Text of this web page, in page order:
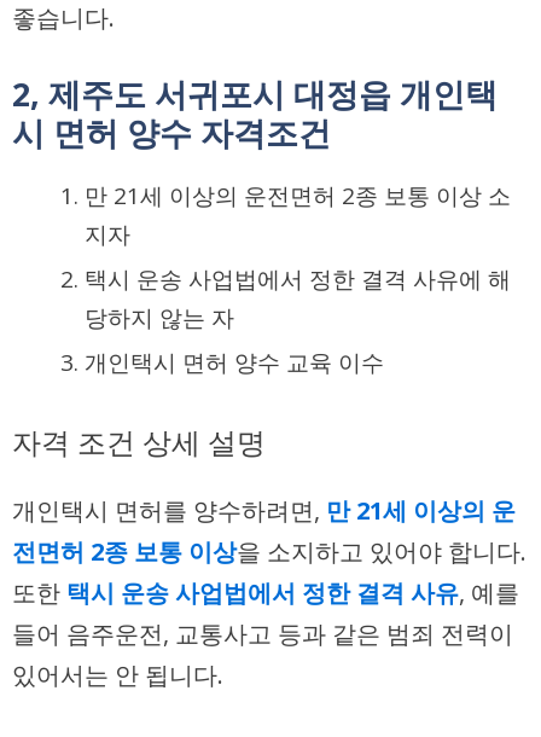
좋습니다.
2, 제주도 서귀포시 대정읍 개인택
시 면허 양수 자격조건
만 21세 이상의 운전면허 2종 보통 이상 소
지자
택시 운송 사업법에서 정한 결격 사유에 해
당하지 않는 자
개인택시 면허 양수 교육 이수
자격 조건 상세 설명
개인택시 면허를 양수하려면, 만 21세 이상의 운
전면허 2종 보통 이상을 소지하고 있어야 합니다.
또한 택시 운송 사업법에서 정한 결격 사유, 예를
들어 음주운전, 교통사고 등과 같은 범죄 전력이
있어서는 안 됩니다.